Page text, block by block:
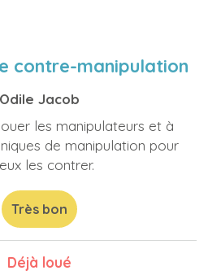
contre-manipulation
Odile Jacob
les manipulateurs et à
de manipulation pour
les contrer.
Très bon
Déjà loué